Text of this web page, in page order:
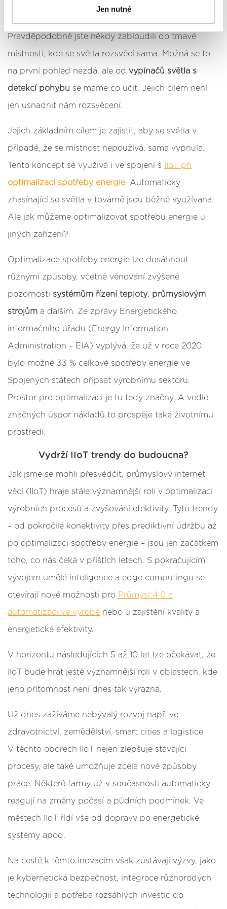
postupy a použitím, pak klikněte na
a pokračujte dál na naše stránky. Váš souhlas
uchováváme maximálně po dobu 12 měsíců. Vybrané
možnosti můžete kdykoliv změnit nebo odvolat souhlas
Jen nutné
Pravděpodobně jste někdy zabloudili do tmavé
místnosti, kde se světla rozsvěcí sama. Možná se to
na první pohled nezdá, ale od vypínačů světla s
detekcí pohybu se máme co učit. Jejich cílem není
jen usnadnit nám rozsvěcení.
Jejich základním cílem je zajistit, aby se světla v
případě, že se místnost nepoužívá, sama vypnula.
Tento koncept se využívá i ve spojení s IIoT při
optimalizaci spotřeby energie. Automaticky
zhasínající se světla v továrně jsou běžně využívaná.
Ale jak můžeme optimalizovat spotřebu energie u
jiných zařízení?
Optimalizace spotřeby energie lze dosáhnout
různými způsoby, včetně věnování zvýšené
pozornosti systémům řízení teploty, průmyslovým
strojům a dalším. Ze zprávy Energetického
informačního úřadu (Energy Information
Administration – EIA) vyplývá, že už v roce 2020
bylo možné 33 % celkové spotřeby energie ve
Spojených státech připsat výrobnímu sektoru.
Prostor pro optimalizaci je tu tedy značný. A vedle
značných úspor nákladů to prospěje také životnímu
prostředí.
Vydrží IIoT trendy do budoucna?
Jak jsme se mohli přesvědčit, průmyslový internet
věcí (IIoT) hraje stále významnější roli v optimalizaci
výrobních procesů a zvyšování efektivity. Tyto trendy
– od pokročilé konektivity přes prediktivní údržbu až
po optimalizaci spotřeby energie – jsou jen začátkem
toho, co nás čeká v příštích letech. S pokračujícím
vývojem umělé inteligence a edge computingu se
otevírají nové možnosti pro Průmysl 4.0 a
automatizaci ve výrobě nebo u zajištění kvality a
energetické efektivity.
V horizontu následujících 5 až 10 let lze očekávat, že
IIoT bude hrát ještě významnější roli v oblastech, kde
jeho přítomnost není dnes tak výrazná.
Už dnes zažíváme nebývalý rozvoj např. ve
zdravotnictví, zemědělství, smart cities a logistice.
V těchto oborech IIoT nejen zlepšuje stávající
procesy, ale také umožňuje zcela nové způsoby
práce. Některé farmy už v současnosti automaticky
reagují na změny počasí a půdních podmínek. Ve
městech IIoT řídí vše od dopravy po energetické
systémy apod.
Na cestě k těmto inovacím však zůstávají výzvy, jako
je kybernetická bezpečnost, integrace různorodých
technologií a potřeba rozsáhlých investic do